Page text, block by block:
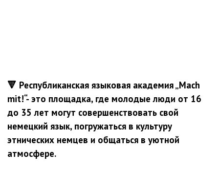
🔻 Республиканская языковая академия „Mach
mit!“- это площадка, где молодые люди от 16
до 35 лет могут совершенствовать свой
немецкий язык, погружаться в культуру
этнических немцев и общаться в уютной
атмосфере.